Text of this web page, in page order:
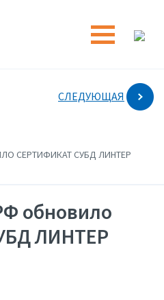
СЛЕДУЮЩАЯ
СЕРТИФИКАТ СУБД ЛИНТЕР
обновило
ЛИНТЕР